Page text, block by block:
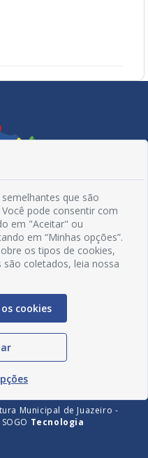
Municipal de Juazeiro -
SOGO Tecnologia
que são
pode consentir com
em "Aceitar" ou
em “Minhas opções”.
os tipos de cookies,
coletados, leia nossa
cookies